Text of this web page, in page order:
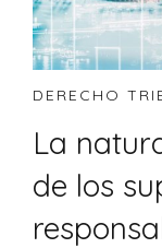
DERECHO
La
de los